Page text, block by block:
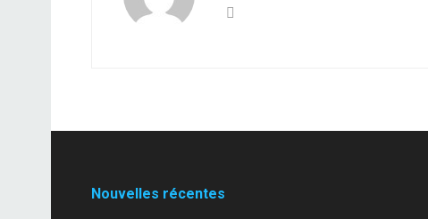
Nouvelles récentes